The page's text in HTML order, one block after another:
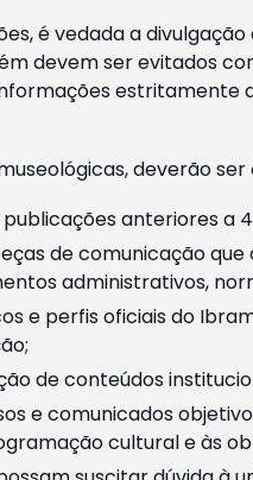
é vedada a
devem ser evitados
estritamente
deverão
anteriores a
de comunicação
administrativos,
e perfis oficiais do
de conteúdos
e comunicados
cultural e às